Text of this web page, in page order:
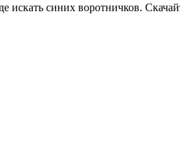
синих воротничков.